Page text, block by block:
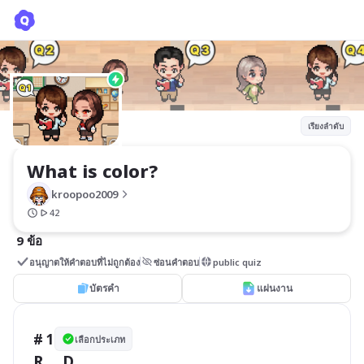
เรียงลำดับ
What is color?
kroopoo2009
42
9 ข้อ
อนุญาตให้คำตอบที่ไม่ถูกต้อง ซ่อนคำตอบ public quiz
บัตรคำ แผ่นงาน
# 1 เลือกประเภท